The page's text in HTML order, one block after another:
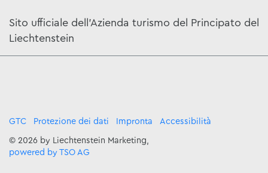
Sito ufficiale dell'Azienda turismo del Principato del
Liechtenstein
GTC Protezione dei dati Impronta Accessibilità
© 2026 by Liechtenstein Marketing,
powered by TSO AG